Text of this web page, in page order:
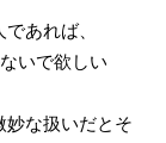
あれば、
いで欲しい
妙な扱いだとそ